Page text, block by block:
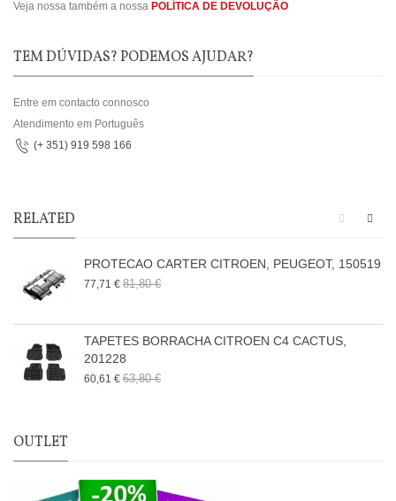
Veja nossa também a nossa POLÍTICA DE DEVOLUÇÃO
TEM DÚVIDAS? PODEMOS AJUDAR?
Entre em contacto connosco
Atendimento em Português
(+ 351) 919 598 166
RELATED
PROTECAO CARTER CITROEN, PEUGEOT, 150519
77,71 € 81,80 €
TAPETES BORRACHA CITROEN C4 CACTUS,
201228
60,61 € 63,80 €
OUTLET